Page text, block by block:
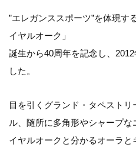
”エレガンススポーツ”を体現す
イヤルオーク」
誕生から40周年を記念し、
した。
目を引くグランド・タペスト
ル、随所に多角形やシャープ
イヤルオークと分かるオーラ